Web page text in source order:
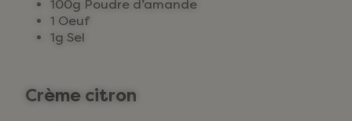
100g Poudre d’amande
1 Oeuf
1g Sel
Crème citron